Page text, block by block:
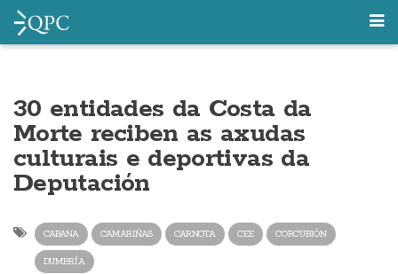
30 entidades da Costa da
Morte reciben as axudas
culturais e deportivas da
Deputación
CABANA CAMARIÑAS CARNOTA CEE CORCUBIÓN
DUMBRÍA